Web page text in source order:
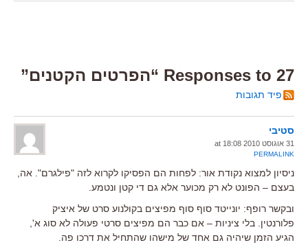
27 Responses to “הפרטים הקטנים”
פיד תגובות
סטיבי
31 אוגוסט 2010 at 18:08
PERMALINK
ניסיון למצוא נקודת אור: לפחות הם הפסיקו לקרוא לזה "פילגרם". אה,
בעצם – הפונט לא רק מכוער אלא גם די קטן ונטמע.
ובקשר רופף: יונייטד סוף סוף מפיצים בקולנוע סרט של איציק
פלורנטין. בלי ציניות – אם כבר הם מפיצים סרטי פעולה לא סוג א',
הגיע הזמן שיהיה גם אחד של מישהו שהתחיל את דרכו פה.